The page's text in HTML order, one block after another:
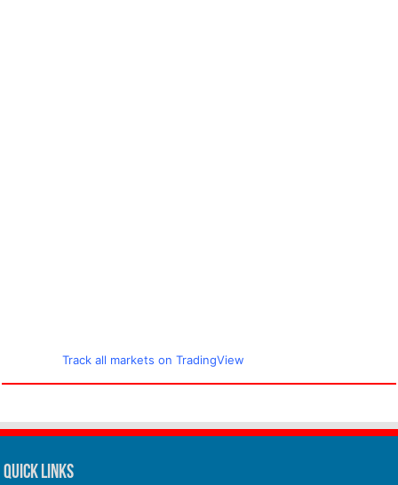
Track all markets on TradingView
Quick Links